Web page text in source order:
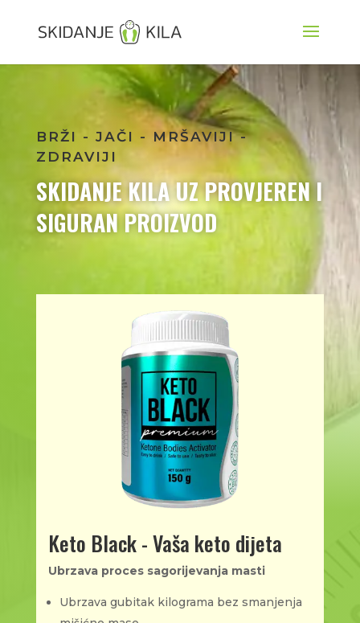
BRŽI - JAČI - MRŠAVIJI -
ZDRAVIJI
SKIDANJE KILA UZ PROVJEREN I
SIGURAN PROIZVOD
Keto Black - Vaša keto dijeta
Ubrzava proces sagorijevanja masti
Ubrzava gubitak kilograma bez smanjenja